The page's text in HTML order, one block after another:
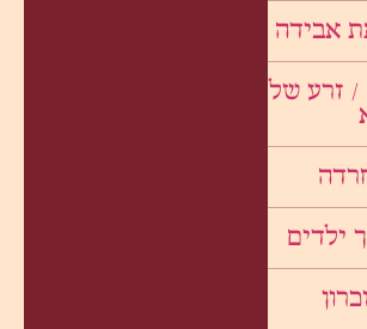
אבידה
/ זרע של
ילדים